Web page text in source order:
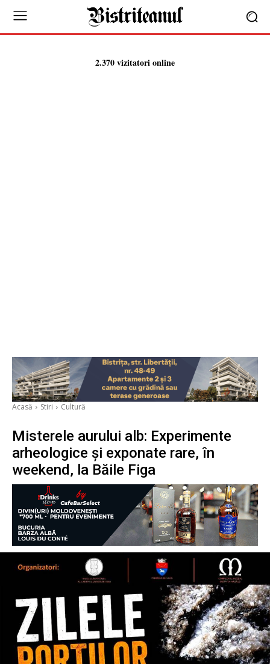
2.370 vizitatori online
Acasă Stiri Cultură
​Misterele aurului alb: Experimente
arheologice și exponate rare, în
weekend, la Băile Figa